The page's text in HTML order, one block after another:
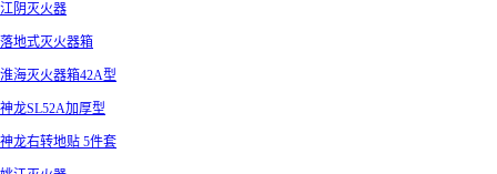
江阴灭火器
落地式灭火器箱
淮海灭火器箱42A型
神龙SL52A加厚型
神龙右转地贴 5件套